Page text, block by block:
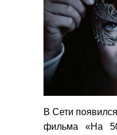
В Сети
фильма «На